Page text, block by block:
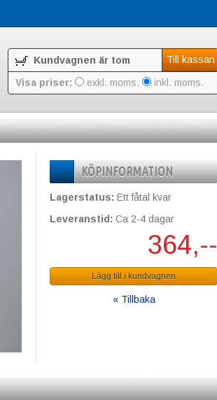
Till kassan
Kundvagnen är tom
Visa priser:
exkl. moms. inkl. moms.
KÖPINFORMATION
Lagerstatus: Ett fåtal kvar
Leveranstid: Ca 2-4 dagar
364,--
Lägg till i kundvagnen
« Tillbaka